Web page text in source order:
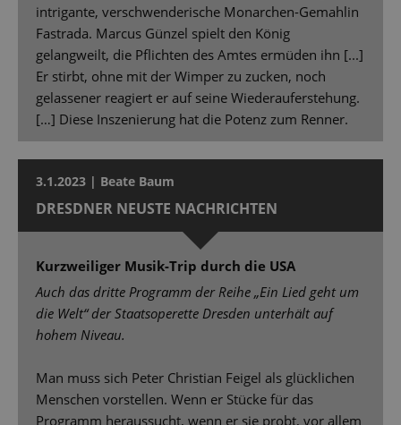
intrigante, verschwenderische Monarchen-Gemahlin
Fastrada. Marcus Günzel spielt den König
gelangweilt, die Pflichten des Amtes ermüden ihn [...]
Er stirbt, ohne mit der Wimper zu zucken, noch
gelassener reagiert er auf seine Wiederauferstehung.
[…] Diese Inszenierung hat die Potenz zum Renner.
3.1.2023 | Beate Baum
DRESDNER NEUSTE NACHRICHTEN
Kurzweiliger Musik-Trip durch die USA
Auch das dritte Programm der Reihe „Ein Lied geht um
die Welt“ der Staatsoperette Dresden unterhält auf
hohem Niveau.
Man muss sich Peter Christian Feigel als glücklichen
Menschen vorstellen. Wenn er Stücke für das
Programm heraussucht, wenn er sie probt, vor allem